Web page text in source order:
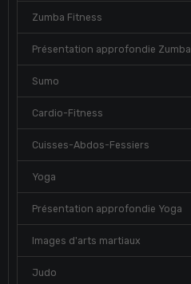
Zumba Fitness
Présentation approfondie Zumba
Sumo
Cardio-Fitness
Cuisses-Abdos-Fessiers
Yoga
Présentation approfondie Yoga
Images d'arts martiaux
Judo